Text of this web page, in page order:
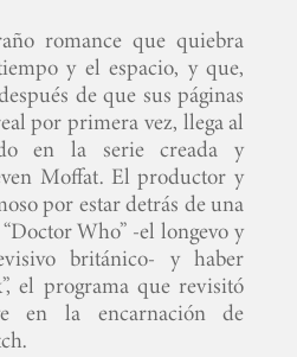
romance que quiebra
y el espacio, y que,
de que sus páginas
por primera vez, llega al
en la serie creada y
Moffat. El productor y
por estar detrás de una
Who” -el longevo y
británico- y haber
el programa que revisitó
en la encarnación de